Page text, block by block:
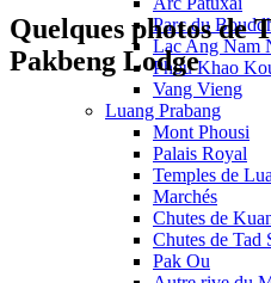
Parc du
Lac Ang Nam
Phou Khao
Vang Vieng
Luang Prabang
Mont Phousi
Palais Royal
Temples de
Marchés
Chutes de
Chutes de Tad
Pak Ou
Quelques photos de
Pakbeng Lodge